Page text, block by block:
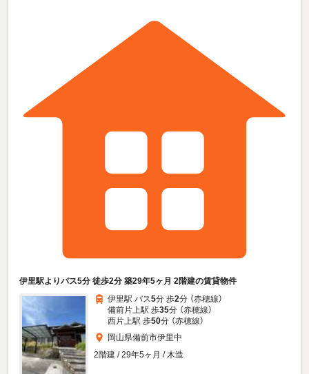
伊里駅よりバス5分 徒歩2分 築29年5ヶ月 2階建の賃貸物件
伊里駅 バス5分 歩2分 （赤穂線）
備前片上駅 歩35分 （赤穂線）
西片上駅 歩50分 （赤穂線）
岡山県備前市伊里中
2階建 / 29年5ヶ月 / 木造